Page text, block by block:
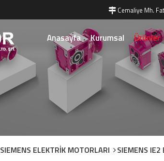
Cemaliye Mh.
Anasayfa Kurumsal Ürünler
SIEMENS ELEKTRİK MOTORLARI SIEMENS IE2